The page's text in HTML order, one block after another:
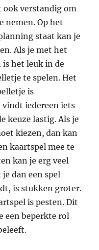
ook verstandig om
nemen. Op het
staat kan je
Als je met het
is het leuk in de
te spelen. Het
is
vindt iedereen iets
keuze lastig. Als je
kiezen, dan kan
kaartspel mee te
kan je erg veel
dan een spel
is stukken groter.
is pesten. Dit
een beperkte rol